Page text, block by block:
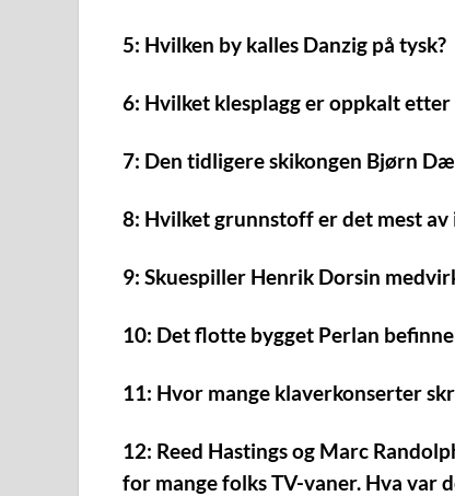
5: Hvilken by kalles Danzig på tysk?
6: Hvilket klesplagg er oppkalt
7: Den tidligere skikongen Bjørn
8: Hvilket grunnstoff er det mest av
9: Skuespiller Henrik Dorsin
10: Det flotte bygget Perlan
11: Hvor mange klaverkonserter
12: Reed Hastings og Marc
for mange folks TV-vaner. Hva var